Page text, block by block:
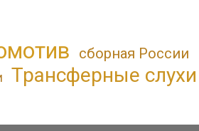
сборная России
Трансферные слухи